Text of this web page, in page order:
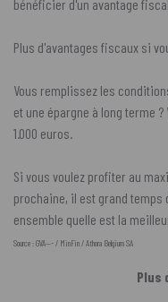
bénéficier d'un avantage fiscal.
Plus d'avantages fiscaux si
Vous remplissez les
et une épargne à long terme
1.000 euros.
Si vous voulez profiter au
prochaine, il est grand temps
ensemble quelle est la
Source : GVA--- / MinFin / Athora Belgium SA
Plus